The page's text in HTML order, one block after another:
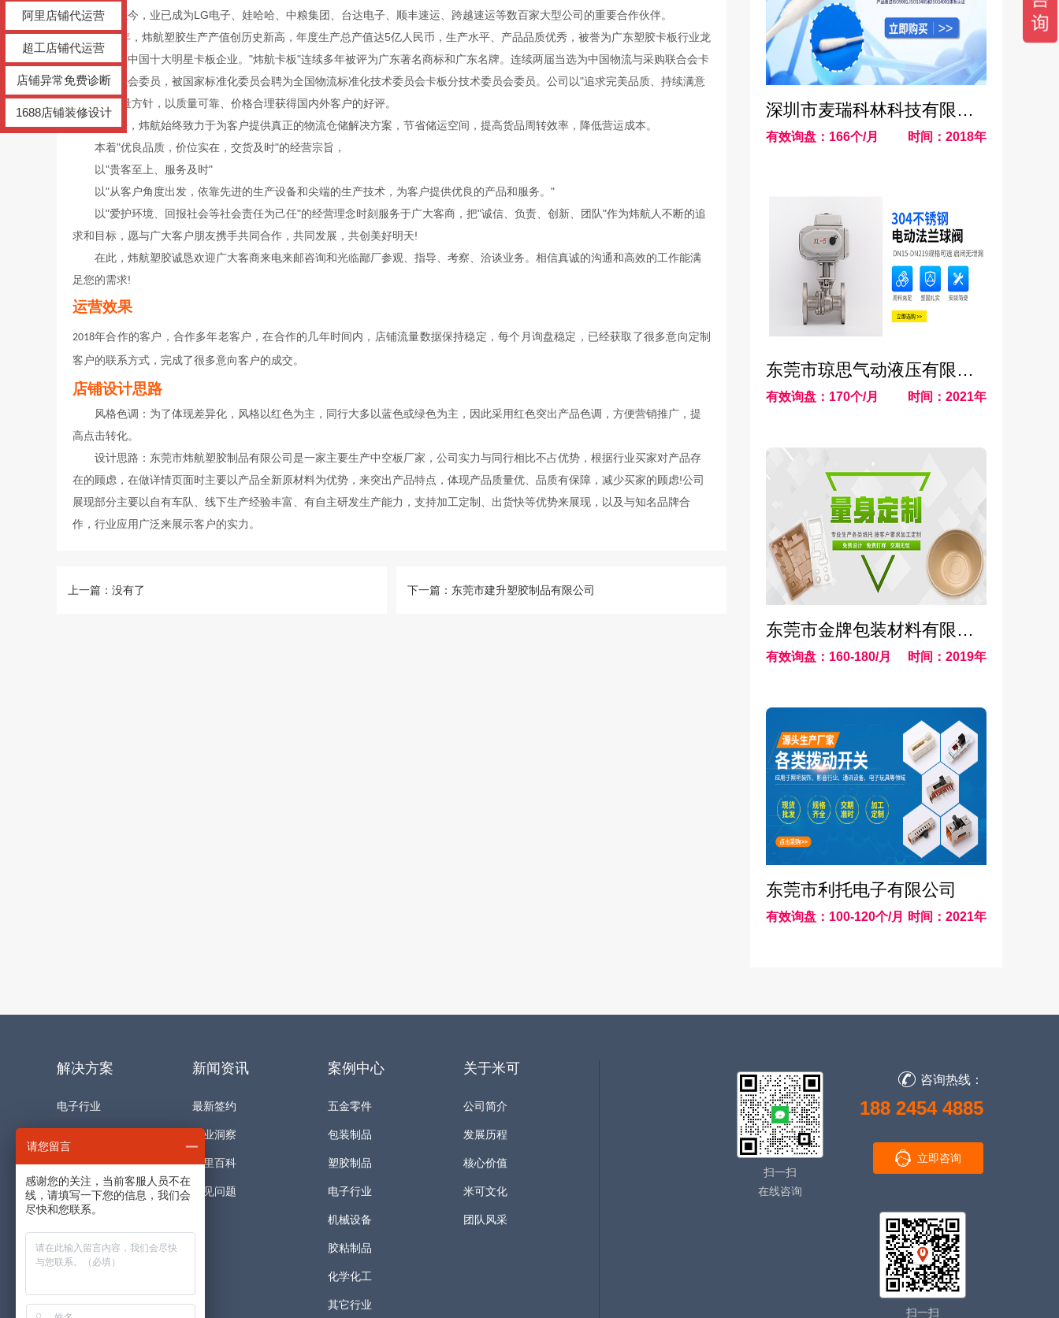
用。发展至今，业已成为LG电子、娃哈哈、中粮集团、台达电子、顺丰速运、跨越速运等数百家大型公司的重要合作伙伴。
2015年，炜航塑胶生产产值创历史新高，年度生产总产值达5亿人民币，生产水平、产品品质优秀，被誉为广东塑胶卡板行业龙
头企业，是中国十大明星卡板企业。"炜航卡板"连续多年被评为广东著名商标和广东名牌。连续两届当选为中国物流与采购联合会卡
板专业委员会委员，被国家标准化委员会聘为全国物流标准化技术委员会卡板分技术委员会委员。公司以"追求完美品质、持续满意
顾客"为质量方针，以质量可靠、价格合理获得国内外客户的好评。
多年来，炜航始终致力于为客户提供真正的物流仓储解决方案，节省储运空间，提高货品周转效率，降低营运成本。
本着"优良品质，价位实在，交货及时"的经营宗旨，
以"贵客至上、服务及时"
以"从客户角度出发，依靠先进的生产设备和尖端的生产技术，为客户提供优良的产品和服务。"
以"爱护环境、回报社会等社会责任为己任"的经营理念时刻服务于广大客商，把"诚信、负责、创新、团队"作为炜航人不断的追
求和目标，愿与广大客户朋友携手共同合作，共同发展，共创美好明天!
在此，炜航塑胶诚恳欢迎广大客商来电来邮咨询和光临鄙厂参观、指导、考察、洽谈业务。相信真诚的沟通和高效的工作能满
足您的需求!
运营效果
2018年合作的客户，合作多年老客户，在合作的几年时间内，店铺流量数据保持稳定，每个月询盘稳定，已经获取了很多意向定制
客户的联系方式，完成了很多意向客户的成交。
店铺设计思路
风格色调：为了体现差异化，风格以红色为主，同行大多以蓝色或绿色为主，因此采用红色突出产品色调，方便营销推广，提
高点击转化。
设计思路：东莞市炜航塑胶制品有限公司是一家主要生产中空板厂家，公司实力与同行相比不占优势，根据行业买家对产品存
在的顾虑，在做详情页面时主要以产品全新原材料为优势，来突出产品特点，体现产品质量优、品质有保障，减少买家的顾虑!公司
展现部分主要以自有车队、线下生产经验丰富、有自主研发生产能力，支持加工定制、出货快等优势来展现，以及与知名品牌合
作，行业应用广泛来展示客户的实力。
上一篇：没有了 下一篇：东莞市建升塑胶制品有限公司
深圳市麦瑞科林科技有限公司
有效询盘：166个/月 时间：2018年
东莞市琼思气动液压有限公司
有效询盘：170个/月 时间：2021年
东莞市金牌包装材料有限公司
有效询盘：160-180/月 时间：2019年
东莞市利托电子有限公司
有效询盘：100-120个/月 时间：2021年
阿里店铺代运营
超工店铺代运营
店铺异常免费诊断
1688店铺装修设计
解决方案
电子行业
工业耗材
快消品生产
新闻资讯
最新签约
行业洞察
阿里百科
常见问题
案例中心
五金零件
包装制品
塑胶制品
电子行业
机械设备
胶粘制品
化学化工
其它行业
关于米可
公司简介
发展历程
核心价值
米可文化
团队风采
咨询热线：
188 2454 4885
立即咨询
扫一扫
在线咨询
扫一扫
请您留言
感谢您的关注，当前客服人员不在
线，请填写一下您的信息，我们会
尽快和您联系。